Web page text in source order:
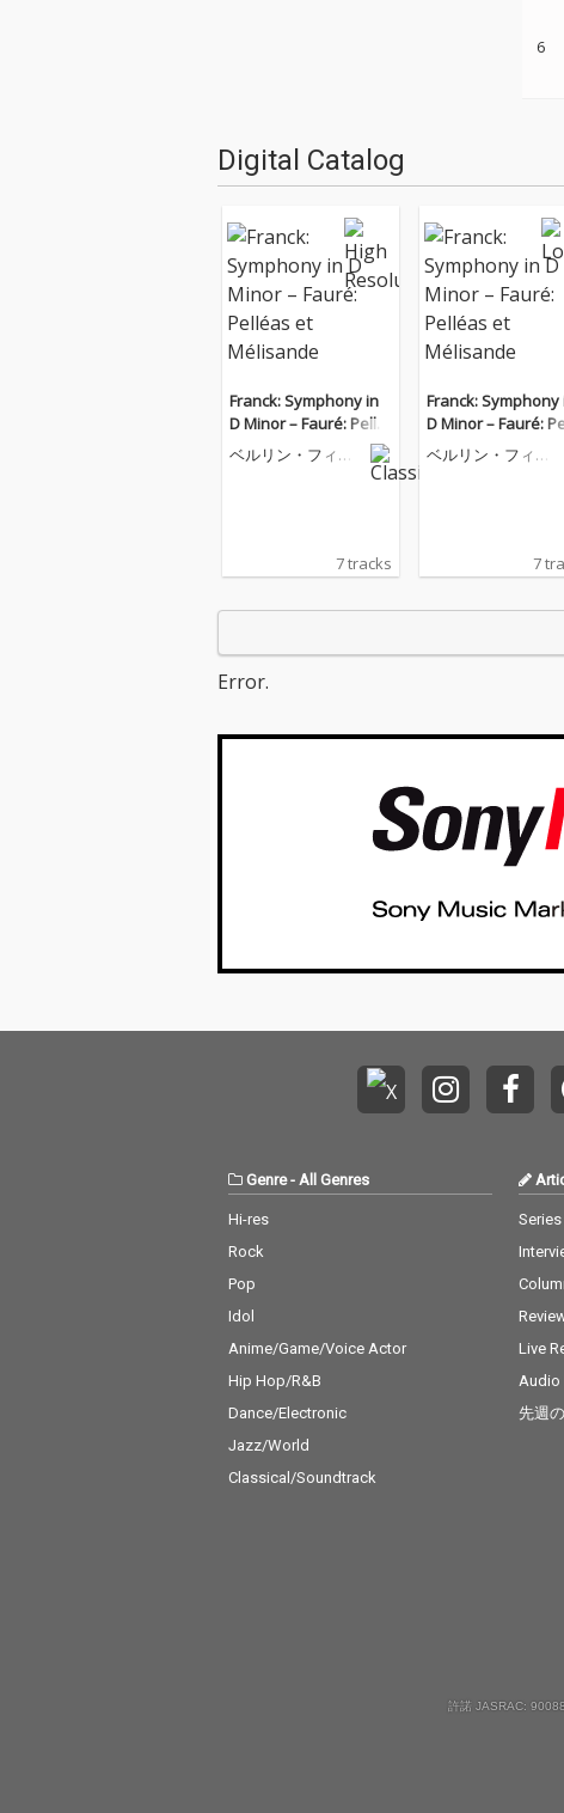
6
Digital Catalog
Franck: Symphony in
D Minor – Fauré: Pellé
as et Mélisande
ベルリン・フィル
7 tracks
Franck: Symphony
D Minor – Fauré:
as et Mélisande
ベルリン・フィル
7
Error.
Genre- All Genres
Hi-res
Rock
Pop
Idol
Anime/Game/Voice Actor
Hip Hop/R&B
Dance/Electronic
Jazz/World
Classical/Soundtrack
Series
Live
Audio
先週
許諾 JASRAC: